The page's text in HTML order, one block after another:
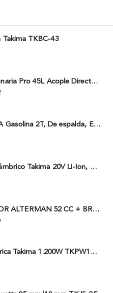
Takima TKBC-43
Fumigadora Estacionaria Pro 45L Acople Directo con Accesorios
Guadaña Alterman A Gasolina 2T, De espalda, Eje Flexible, 43Cc, Xbc43B-I
Combo taladro Inalámbrico Takima 20V Li-Ion, Tklcd-20. + Polichadora Takima 7″ 1.200W, Tksp-180-D.
COMBO AHOYADOR ALTERMAN 52 CC + BROCA DE 20 CM X 80 CM + BROCA DE 15 CM X 80 CM
Hidrolavadora Eléctrica Takima 1.200W TKPW1200-13